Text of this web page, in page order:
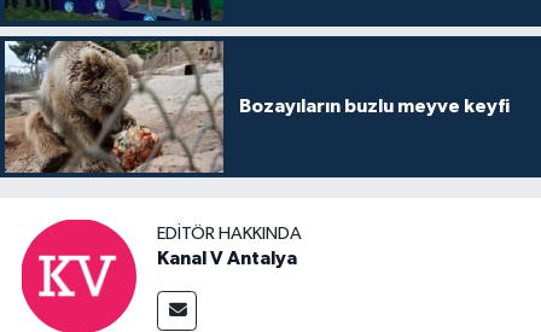
Bozayıların buzlu meyve keyfi
EDITÖR HAKKINDA
Kanal V Antalya